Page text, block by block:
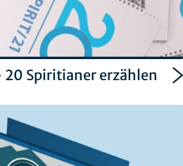
20 Spiritianer erzählen